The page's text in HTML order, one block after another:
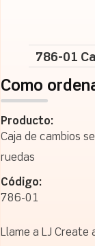
786-01
Como
Producto:
Caja de cambios
ruedas
Código:
786-01
Llame a LJ Create